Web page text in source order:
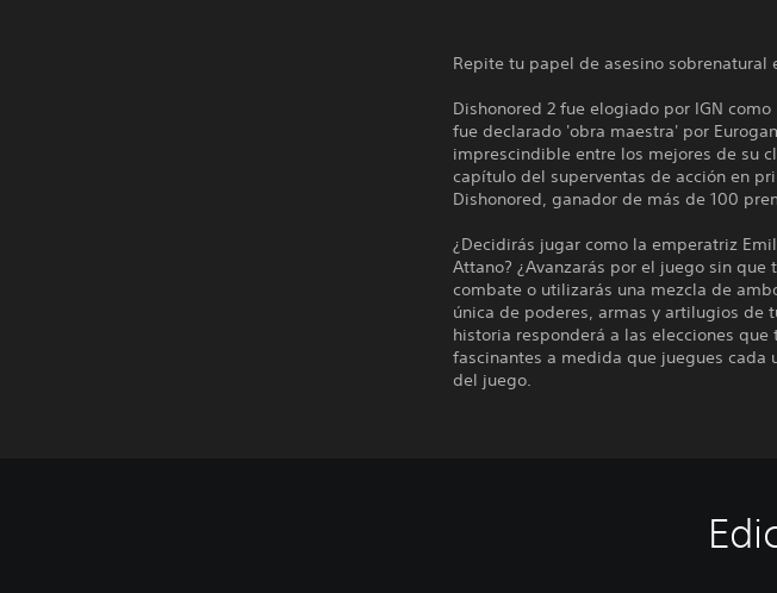
Repite tu papel de asesino sobrenatural
Dishonored 2 fue elogiado por IGN
fue declarado 'obra maestra' por
imprescindible entre los mejores de su
capítulo del superventas de acción en
Dishonored, ganador de más de 100
¿Decidirás jugar como la emperatriz
Attano? ¿Avanzarás por el juego sin
combate o utilizarás una mezcla de
única de poderes, armas y artilugios de
historia responderá a las elecciones
fascinantes a medida que juegues
del juego.